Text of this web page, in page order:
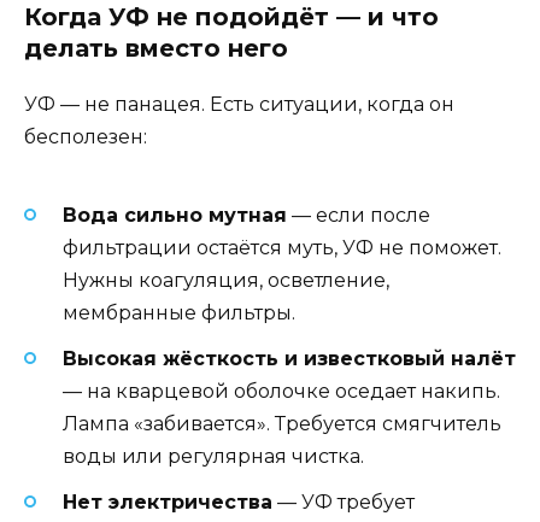
Когда УФ не подойдёт — и что
делать вместо него
УФ — не панацея. Есть ситуации, когда он
бесполезен:
Вода сильно мутная — если после
фильтрации остаётся муть, УФ не поможет.
Нужны коагуляция, осветление,
мембранные фильтры.
Высокая жёсткость и известковый налёт
— на кварцевой оболочке оседает накипь.
Лампа «забивается». Требуется смягчитель
воды или регулярная чистка.
Нет электричества — УФ требует